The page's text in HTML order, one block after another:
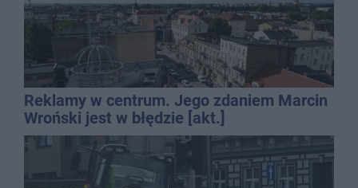
Reklamy w centrum. Jego zdaniem Marcin
Wroński jest w błędzie [akt.]